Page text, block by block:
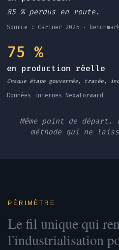
85 % perdus en route.
Source : Gartner 2025 ·
75 %
en production réelle
Chaque étape gouvernée, tracée,
Données internes NexaForward
Même point de départ.
méthode qui ne
PÉRIMÈTRE
Le fil unique qui
l'industrialisation